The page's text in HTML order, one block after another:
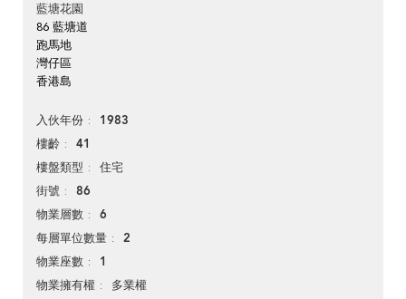
藍塘花園
86 藍塘道
跑馬地
灣仔區
香港島
入伙年份 1983
樓齡 41
樓盤類型 住宅
街號 86
物業層數 6
每層單位數量 2
物業座數 1
物業擁有權 多業權